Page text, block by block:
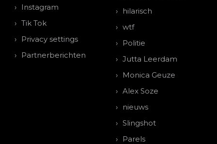
Instagram
Tik Tok
Privacy settings
Partnerberichten
hilarisch
wtf
Politie
Jutta Leerdam
Monica Geuze
Alex Soze
nieuws
Slingshot
Parels